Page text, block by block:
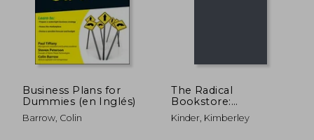
40%
dcto.
Business Plans for
Dummies (en Inglés)
Barrow, Colin
The Radical
Bookstore:
Counterspace for
Social Movements
Kinder, Kimberley